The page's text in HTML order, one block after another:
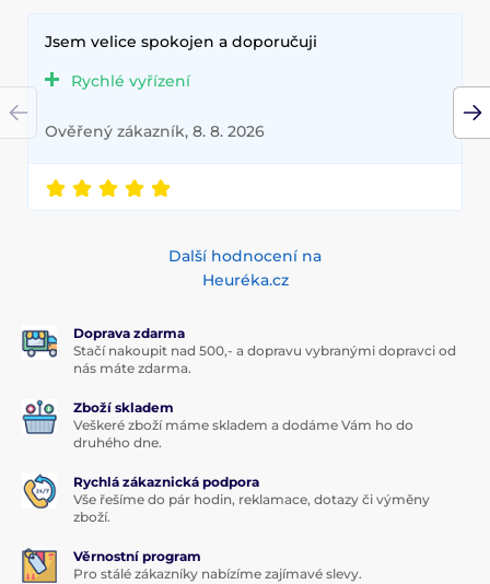
Jsem velice spokojen a doporučuji
Rychlé vyřízení
Ověřený zákazník, 8. 8. 2026
Další hodnocení na
Heuréka.cz
Doprava zdarma
Stačí nakoupit nad 500,- a dopravu vybranými dopravci od
nás máte zdarma.
Zboží skladem
Veškeré zboží máme skladem a dodáme Vám ho do
druhého dne.
Rychlá zákaznická podpora
Vše řešíme do pár hodin, reklamace, dotazy či výměny
zboží.
Věrnostní program
Pro stálé zákazníky nabízíme zajímavé slevy.